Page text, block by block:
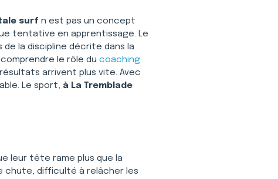
surf n est pas un concept
tentative en apprentissage. Le
la discipline décrite dans la
le rôle du coaching
arrivent plus vite. Avec
Le sport, à La Tremblade
leur tête rame plus que la
chute, difficulté à relâcher les